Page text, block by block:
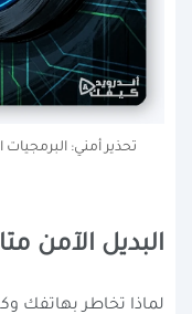
تحذير أمني:
البديل الآمن
لماذا تخاطر بهاتفك